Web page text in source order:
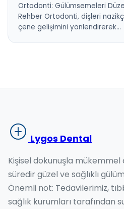
Ortodonti: Gülümsemeleri
Rehber Ortodonti, dişleri
çene gelişimini yönlendirerek…
Lygos Dental
Kişisel dokunuşla mükemmel
süredir güzel ve sağlıklı
Önemli not: Tedavilerimiz,
sağlık kurumları tarafından